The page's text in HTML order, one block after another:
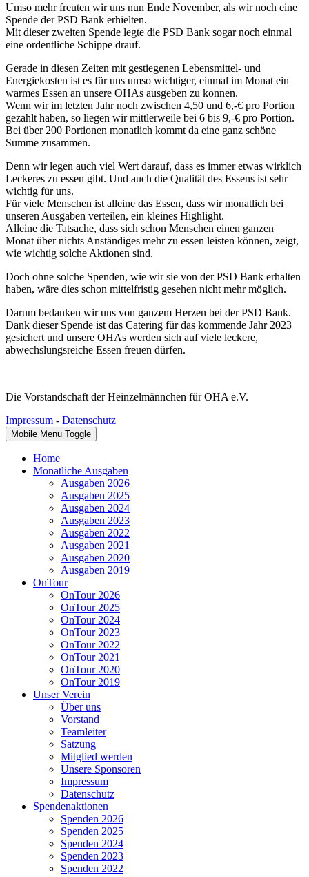
Umso mehr freuten wir uns nun Ende November, als wir noch eine
Spende der PSD Bank erhielten.
Mit dieser zweiten Spende legte die PSD Bank sogar noch einmal
eine ordentliche Schippe drauf.
Gerade in diesen Zeiten mit gestiegenen Lebensmittel- und
Energiekosten ist es für uns umso wichtiger, einmal im Monat ein
warmes Essen an unsere OHAs ausgeben zu können.
Wenn wir im letzten Jahr noch zwischen 4,50 und 6,-€ pro Portion
gezahlt haben, so liegen wir mittlerweile bei 6 bis 9,-€ pro Portion.
Bei über 200 Portionen monatlich kommt da eine ganz schöne
Summe zusammen.
Denn wir legen auch viel Wert darauf, dass es immer etwas wirklich
Leckeres zu essen gibt. Und auch die Qualität des Essens ist sehr
wichtig für uns.
Für viele Menschen ist alleine das Essen, dass wir monatlich bei
unseren Ausgaben verteilen, ein kleines Highlight.
Alleine die Tatsache, dass sich schon Menschen einen ganzen
Monat über nichts Anständiges mehr zu essen leisten können, zeigt,
wie wichtig solche Aktionen sind.
Doch ohne solche Spenden, wie wir sie von der PSD Bank erhalten
haben, wäre dies schon mittelfristig gesehen nicht mehr möglich.
Darum bedanken wir uns von ganzem Herzen bei der PSD Bank.
Dank dieser Spende ist das Catering für das kommende Jahr 2023
gesichert und unsere OHAs werden sich auf viele leckere,
abwechslungsreiche Essen freuen dürfen.
Die Vorstandschaft der Heinzelmännchen für OHA e.V.
Impressum - Datenschutz
Mobile Menu Toggle
Home
Monatliche Ausgaben
Ausgaben 2026
Ausgaben 2025
Ausgaben 2024
Ausgaben 2023
Ausgaben 2022
Ausgaben 2021
Ausgaben 2020
Ausgaben 2019
OnTour
OnTour 2026
OnTour 2025
OnTour 2024
OnTour 2023
OnTour 2022
OnTour 2021
OnTour 2020
OnTour 2019
Unser Verein
Über uns
Vorstand
Teamleiter
Satzung
Mitglied werden
Unsere Sponsoren
Impressum
Datenschutz
Spendenaktionen
Spenden 2026
Spenden 2025
Spenden 2024
Spenden 2023
Spenden 2022